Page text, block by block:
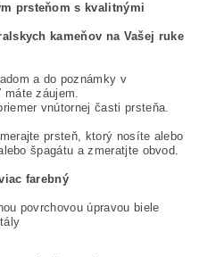
prsteňom s kvalitnými
kameňov na Vašej ruke
a do poznámky v
záujem.
vnútornej časti prsteňa.
prsteň, ktorý nosíte alebo
špagátu a zmeratjte obvod.
farebný
povrchovou úpravou biele